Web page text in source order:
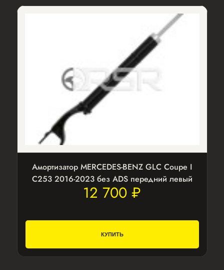
Амортизатор MERCEDES-BENZ GLC Coupe I
C253 2016-2023 без ADS передний левый
12 700 ₽
КУПИТЬ